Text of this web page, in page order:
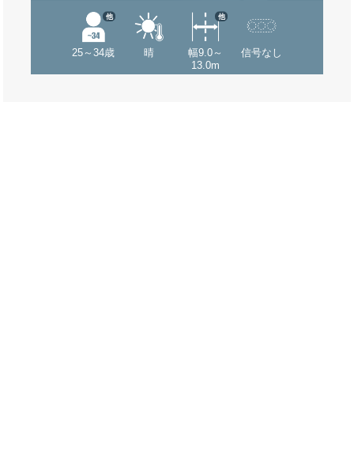
25～34歳
他
晴
幅9.0～
13.0m
他
信号なし